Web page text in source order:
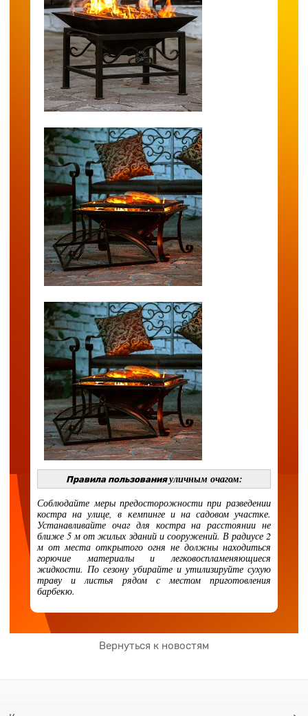
Правила пользованияуличным очагом:
Соблюдайте меры предосторожности при разведении
костра на улице, в кемпинге и на садовом участке.
Устанавливайте очаг для костра на расстоянии не
ближе 5 м от жилых зданий и сооружений. В радиусе 2
м от места открытого огня не должны находиться
горючие материалы и легковоспламеняющиеся
жидкости. По сезону убирайте и утилизируйте сухую
траву и листья рядом с местом приготовления
барбекю.
Вернуться к новостям